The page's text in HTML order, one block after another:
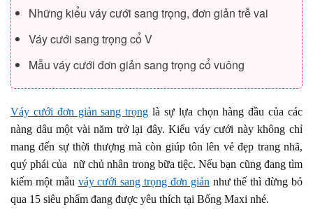
Những kiểu váy cưới sang trọng, đơn giản trễ vai
Váy cưới sang trọng cổ V
Mẫu váy cưới đơn giản sang trọng cổ vuông
Váy cưới đơn giản sang trọng là sự lựa chọn hàng đầu của các
nàng dâu một vài năm trở lại đây. Kiểu váy cưới này không chỉ
mang đến sự thời thượng mà còn giúp tôn lên vẻ đẹp trang nhã,
quý phái của nữ chủ nhân trong bữa tiệc. Nếu bạn cũng đang tìm
kiếm một mẫu váy cưới sang trọng đơn giản như thế thì đừng bỏ
qua 15 siêu phẩm đang được yêu thích tại Bống Maxi nhé.